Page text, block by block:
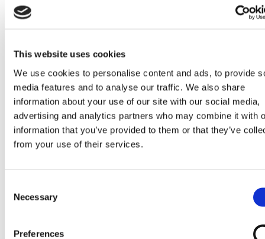
This website uses cookies
We use cookies to personalise content and ads, to provide
media features and to analyse our traffic. We also share
information about your use of our site with our social media,
advertising and analytics partners who may combine it with
information that you’ve provided to them or that they’ve
from your use of their services.
Selection
Necessary
Preferences
Stal benodigdheden
Go to Stal benodigdheden
Koeborstel
Ambic onderdelen
Minimelkers
stalartikelen
Skelex
Home
Ga naar het einde van de afbeeldingen-gallerij